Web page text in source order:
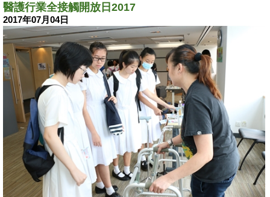
醫護行業全接觸開放日2017
2017年07月04日